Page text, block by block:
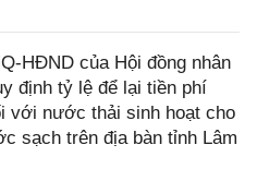
HĐND của Hội đồng nhân
định tỷ lệ để lại tiền phí
với nước thải sinh hoạt cho
sạch trên địa bàn tỉnh Lâm